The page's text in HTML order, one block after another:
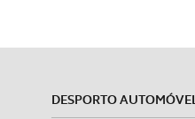
DESPORTO AUTOMÓVEL